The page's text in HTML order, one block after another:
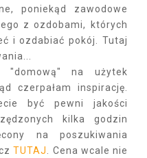
poniekąd zawodowe
z ozdobami, których
i ozdabiać pokój. Tutaj
"domową" na użytek
czerpałam inspirację.
być pewni jakości
kilka godzin
na poszukiwania
TUTAJ. Cena wcale nie